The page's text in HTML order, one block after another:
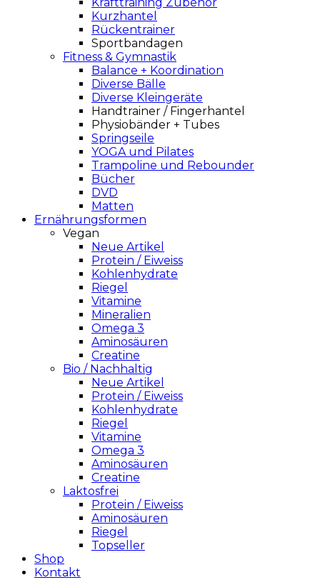
Kurzhantel
Rückentrainer
Sportbandagen
Fitness & Gymnastik
Balance + Koordination
Diverse Bälle
Diverse Kleingeräte
Handtrainer / Fingerhantel
Physiobänder + Tubes
Springseile
YOGA und Pilates
Trampoline und Rebounder
Bücher
DVD
Matten
Ernährungsformen
Vegan
Neue Artikel
Protein / Eiweiss
Kohlenhydrate
Riegel
Vitamine
Mineralien
Omega 3
Aminosäuren
Creatine
Bio / Nachhaltig
Neue Artikel
Protein / Eiweiss
Kohlenhydrate
Riegel
Vitamine
Omega 3
Aminosäuren
Creatine
Laktosfrei
Protein / Eiweiss
Aminosäuren
Riegel
Topseller
Shop
Kontakt